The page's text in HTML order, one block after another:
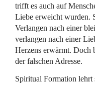
trifft es auch auf
Liebe erweicht wurden.
Verlangen nach einer
verlangen nach einer
Herzens erwärmt. Doch
der falschen Adresse.
Spiritual Formation